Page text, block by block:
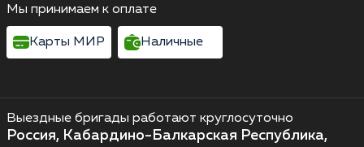
Выездные бригады работают круглосуточно
Россия, Кабардино-Балкарская Республика,
Мы принимаем к оплате
Карты МИР Наличные